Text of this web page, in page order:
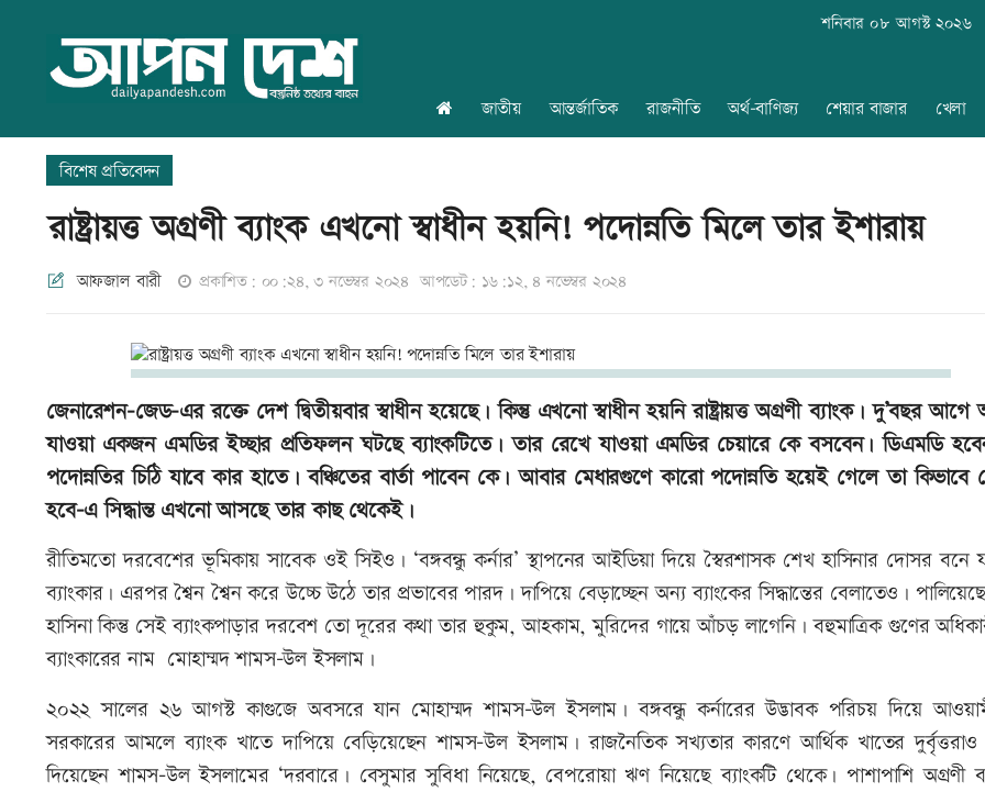
শনিবার ০৮ আগস্ট ২০২৬
জাতীয় আন্তর্জাতিক রাজনীতি অর্থ-বাণিজ্য শেয়ার বাজার খেলা
বিশেষ প্রতিবেদন
রাষ্ট্রায়ত্ত অগ্রণী ব্যাংক এখনো স্বাধীন হয়নি! পদোন্নতি মিলে তার ইশারায়
আফজাল বারী প্রকাশিত: ০০:২৪, ৩ নভেম্বর ২০২৪ আপডেট: ১৬:১২, ৪ নভেম্বর ২০২৪
জেনারেশন-জেড-এর রক্তে দেশ দ্বিতীয়বার স্বাধীন হয়েছে। কিন্তু এখনো স্বাধীন হয়নি রাষ্ট্রায়ত্ত অগ্রণী ব্যাংক। দু’বছর
যাওয়া একজন এমডির ইচ্ছার প্রতিফলন ঘটছে ব্যাংকটিতে। তার রেখে যাওয়া এমডির চেয়ারে কে বসবেন। ডিএমডি
পদোন্নতির চিঠি যাবে কার হাতে। বঞ্চিতের বার্তা পাবেন কে। আবার মেধারগুণে কারো পদোন্নতি হয়েই গেলে তা কিভাবে
হবে-এ সিদ্ধান্ত এখনো আসছে তার কাছ থেকেই।
রীতিমতো দরবেশের ভূমিকায় সাবেক ওই সিইও। ‘বঙ্গবন্ধু কর্নার’ স্থাপনের আইডিয়া দিয়ে স্বৈরশাসক শেখ হাসিনার দোসর বনে
ব্যাংকার। এরপর শ্বৈন শ্বৈন করে উচ্চে উঠে তার প্রভাবের পারদ। দাপিয়ে বেড়াচ্ছেন অন্য ব্যাংকের সিদ্ধান্তের বেলাতেও।
হাসিনা কিন্তু সেই ব্যাংকপাড়ার দরবেশ তো দূরের কথা তার হুকুম, আহকাম, মুরিদের গায়ে আঁচড় লাগেনি। বহুমাত্রিক গুণের
ব্যাংকারের নাম মোহাম্মদ শামস-উল ইসলাম।
২০২২ সালের ২৬ আগস্ট কাগুজে অবসরে যান মোহাম্মদ শামস-উল ইসলাম। বঙ্গবন্ধু কর্নারের উদ্ভাবক পরিচয় দিয়ে
সরকারের আমলে ব্যাংক খাতে দাপিয়ে বেড়িয়েছেন শামস-উল ইসলাম। রাজনৈতিক সখ্যতার কারণে আর্থিক খাতের দুর্বৃত্তরাও
দিয়েছেন শামস-উল ইসলামের ‘দরবারে। বেসুমার সুবিধা নিয়েছে, বেপরোয়া ঋণ নিয়েছে ব্যাংকটি থেকে। পাশাপাশি অগ্রণী